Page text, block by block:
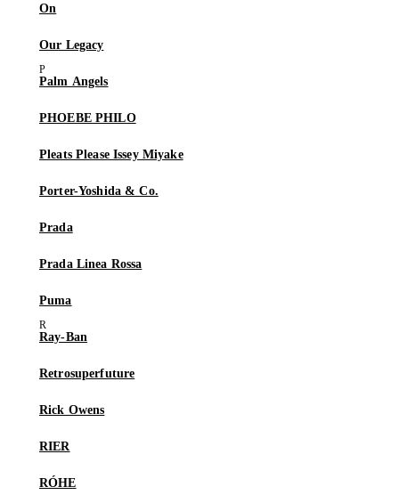
On
Our Legacy
Palm Angels
PHOEBE PHILO
Pleats Please Issey Miyake
Porter-Yoshida & Co.
Prada
Prada Linea Rossa
Puma
Ray-Ban
Retrosuperfuture
Rick Owens
RIER
RÓHE